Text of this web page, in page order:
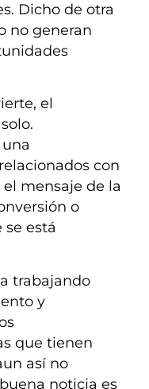
Dicho de otra
no generan
el
con
mensaje de la
o
está
trabajando
y
que tienen
así no
noticia es